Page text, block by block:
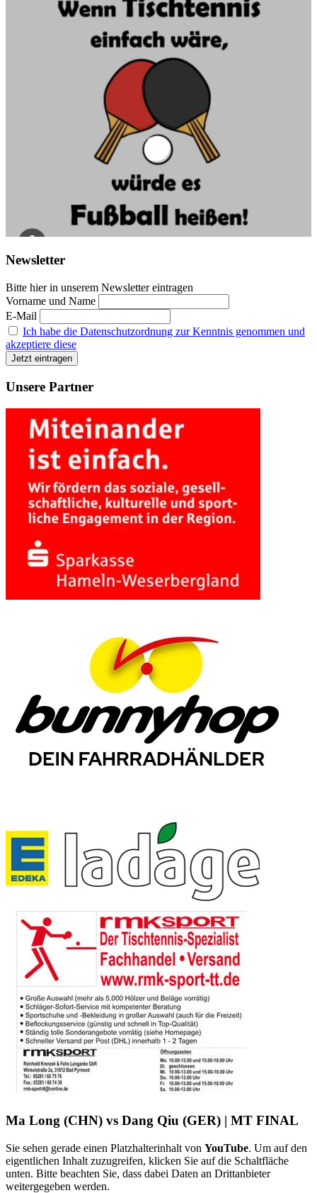
Newsletter
Bitte hier in unserem Newsletter eintragen
Vorname und Name
E-Mail
Ich habe die Datenschutzordnung zur Kenntnis genommen und
akzeptiere diese
Unsere Partner
Ma Long (CHN) vs Dang Qiu (GER) | MT FINAL
Sie sehen gerade einen Platzhalterinhalt von YouTube. Um auf den
eigentlichen Inhalt zuzugreifen, klicken Sie auf die Schaltfläche
unten. Bitte beachten Sie, dass dabei Daten an Drittanbieter
weitergegeben werden.